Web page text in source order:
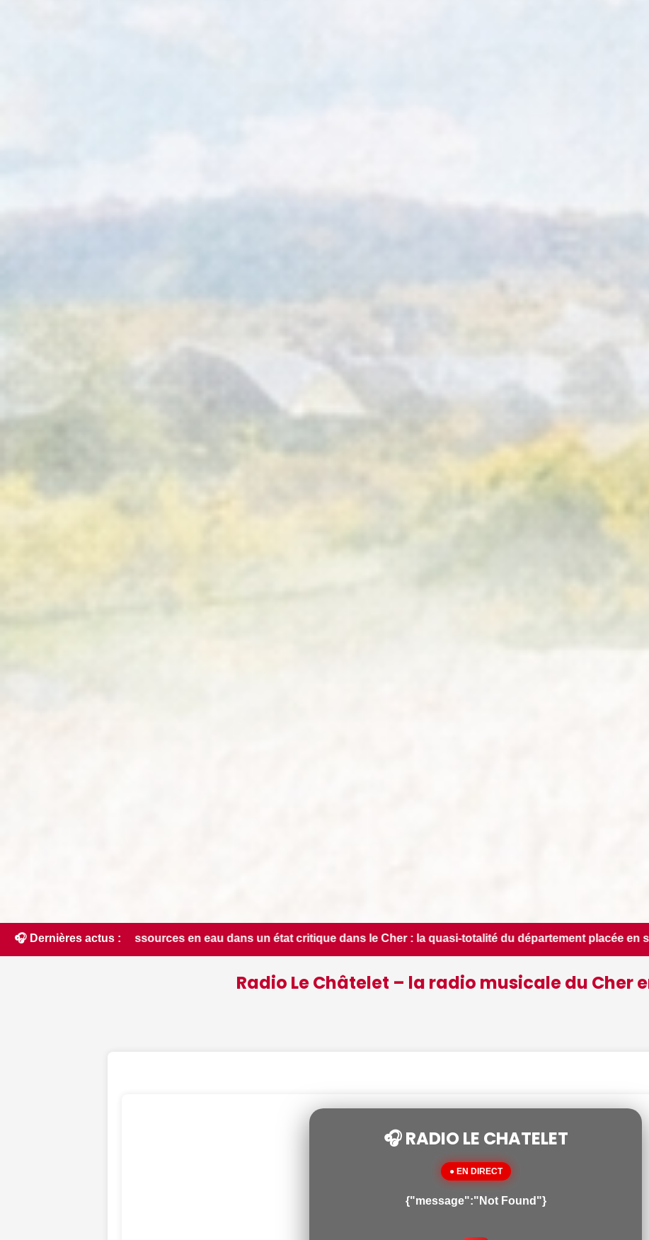
🎧 Dernières actus :
critique dans le Cher : la quasi-totalité du département placée en situation de crise - Le Berry Républicain •
Radio Le Châtelet – la radio musicale du Cher
🎧 RADIO LE CHATELET
● EN DIRECT
{"message":"Not Found"}